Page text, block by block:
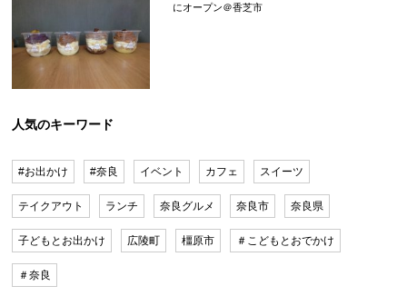
にオープン＠香芝市
人気のキーワード
#お出かけ #奈良 イベント カフェ スイーツ
テイクアウト ランチ 奈良グルメ 奈良市 奈良県
子どもとお出かけ 広陵町 橿原市 ＃こどもとおでかけ
＃奈良